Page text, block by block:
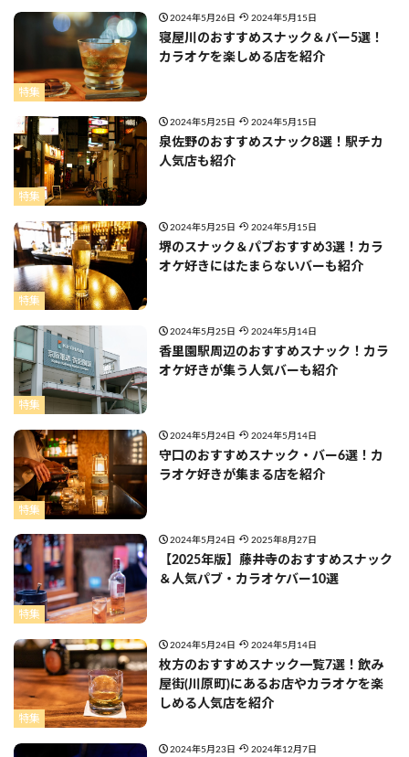
特集
2024年5月26日 2024年5月15日
寝屋川のおすすめスナック＆バー5選！
カラオケを楽しめる店を紹介
特集
2024年5月25日 2024年5月15日
泉佐野のおすすめスナック8選！駅チカ
人気店も紹介
特集
2024年5月25日 2024年5月15日
堺のスナック＆パブおすすめ3選！カラ
オケ好きにはたまらないバーも紹介
特集
2024年5月25日 2024年5月14日
香里園駅周辺のおすすめスナック！カラ
オケ好きが集う人気バーも紹介
特集
2024年5月24日 2024年5月14日
守口のおすすめスナック・バー6選！カ
ラオケ好きが集まる店を紹介
特集
2024年5月24日 2025年8月27日
【2025年版】藤井寺のおすすめスナック
＆人気パブ・カラオケバー10選
特集
2024年5月24日 2024年5月14日
枚方のおすすめスナック一覧7選！飲み
屋街(川原町)にあるお店やカラオケを楽
しめる人気店を紹介
2024年5月23日 2024年12月7日